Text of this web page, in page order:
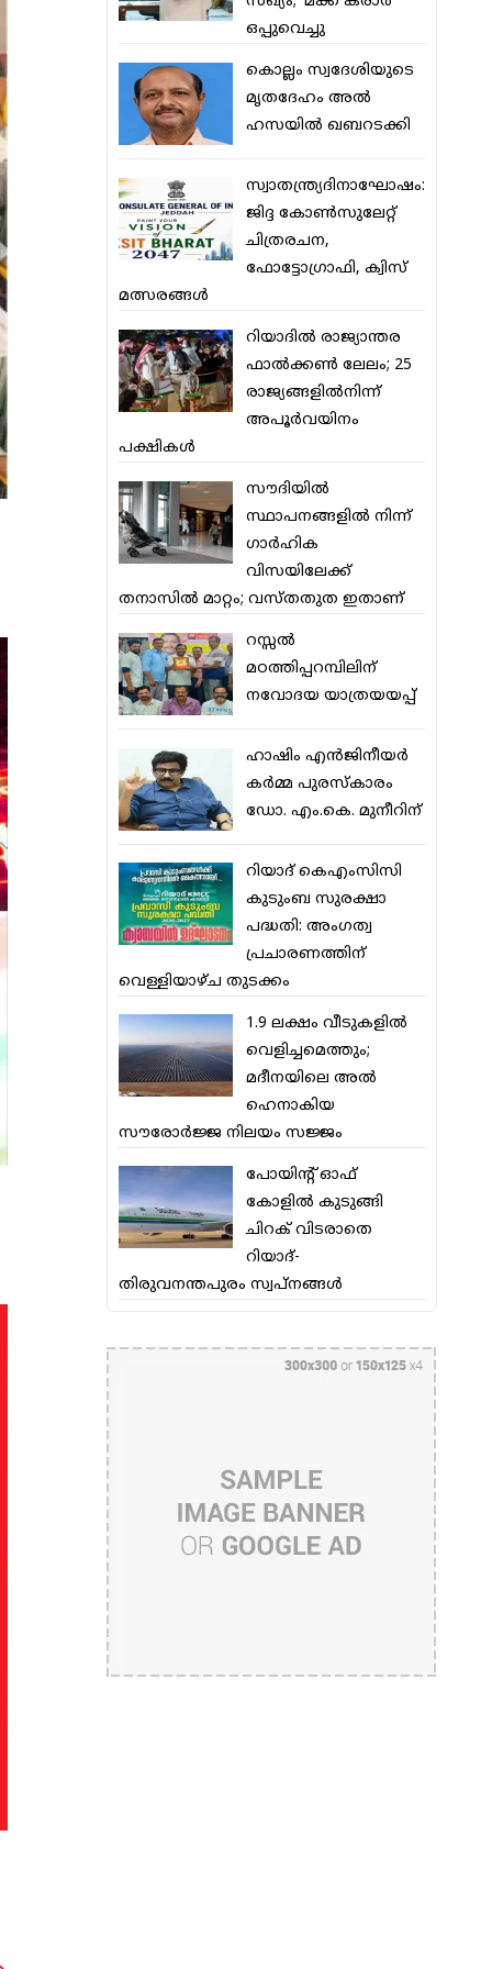
ഒപ്പുവെച്ചു
കൊല്ലം സ്വദേശിയുടെ
മൃതദേഹം അല്‍
ഹസയില്‍ ഖബറടക്കി
സ്വാതന്ത്ര്യദിനാഘോഷം:
ജിദ്ദ കോണ്‍സുലേറ്റ്
ചിത്രരചന,
ഫോട്ടോഗ്രാഫി, ക്വിസ്
മത്സരങ്ങള്‍
റിയാദില്‍ രാജ്യാന്തര
ഫാല്‍ക്കണ്‍ ലേലം; 25
രാജ്യങ്ങളില്‍നിന്ന്
അപൂര്‍വയിനം
പക്ഷികള്‍
സൗദിയില്‍
സ്ഥാപനങ്ങളില്‍ നിന്ന്
ഗാര്‍ഹിക
വിസയിലേക്ക്
തനാസില്‍ മാറ്റം; വസ്തതുത ഇതാണ്
റസ്സല്‍
മഠത്തിപ്പറമ്പിലിന്
നവോദയ യാത്രയയപ്പ്
ഹാഷിം എന്‍ജിനീയര്‍
കര്‍മ്മ പുരസ്‌കാരം
ഡോ. എം.കെ. മുനീറിന്
റിയാദ് കെഎംസിസി
കുടുംബ സുരക്ഷാ
പദ്ധതി: അംഗത്വ
പ്രചാരണത്തിന്
വെള്ളിയാഴ്ച തുടക്കം
1.9 ലക്ഷം വീടുകളില്‍
വെളിച്ചമെത്തും;
മദീനയിലെ അല്‍
ഹെനാകിയ
സൗരോര്‍ജ്ജ നിലയം സജ്ജം
പോയിന്റ് ഓഫ്
കോളില്‍ കുടുങ്ങി
ചിറക് വിടരാതെ
റിയാദ്-
തിരുവനന്തപുരം സ്വപ്നങ്ങള്‍